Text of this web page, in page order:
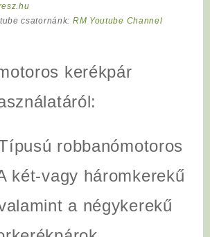
csatornánk: RM Youtube Channel
kerékpár
robbanómotoros
két-vagy háromkerekű
a négykerekű